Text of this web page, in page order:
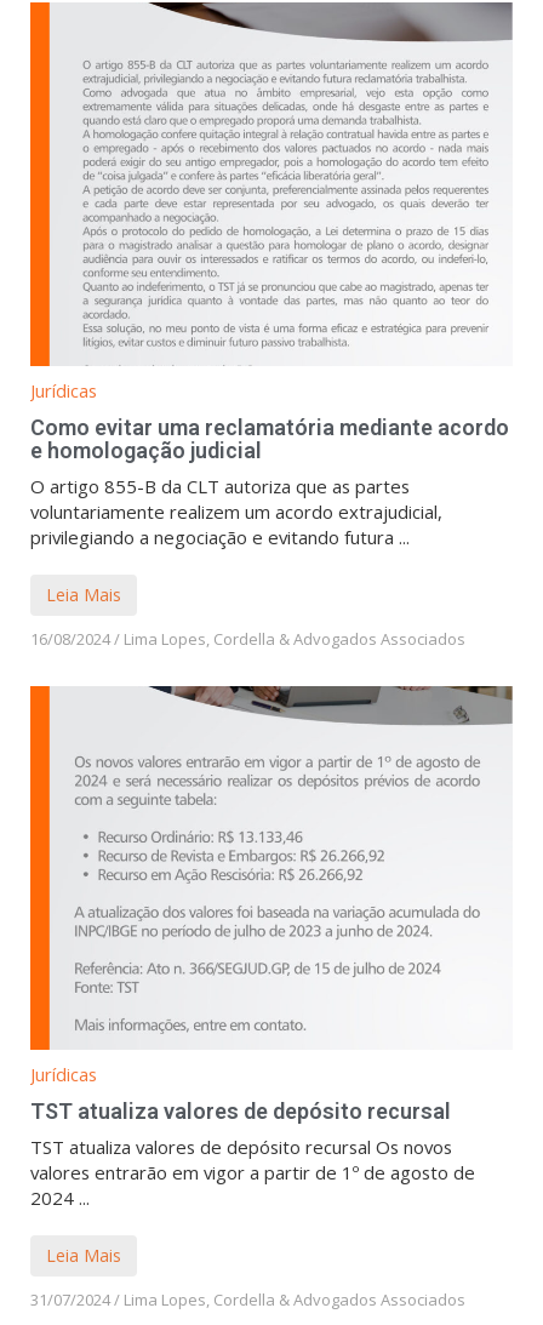
Jurídicas
Como evitar uma reclamatória mediante acordo
e homologação judicial
O artigo 855-B da CLT autoriza que as partes
voluntariamente realizem um acordo extrajudicial,
privilegiando a negociação e evitando futura ...
Leia Mais
16/08/2024/ Lima Lopes, Cordella & Advogados Associados
Jurídicas
TST atualiza valores de depósito recursal
TST atualiza valores de depósito recursal Os novos
valores entrarão em vigor a partir de 1º de agosto de
2024 ...
Leia Mais
31/07/2024/ Lima Lopes, Cordella & Advogados Associados